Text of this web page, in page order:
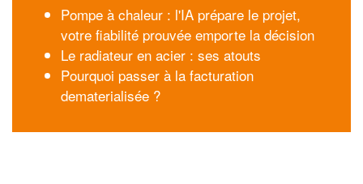
Pompe à chaleur : l'IA prépare le projet,
votre fiabilité prouvée emporte la décision
Le radiateur en acier : ses atouts
Pourquoi passer à la facturation
dematerialisée ?